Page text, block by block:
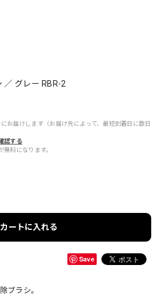
／ グレー RBR-2
お届けします（お届け先によって、最短到着日に数日
認する
料になります。
カートに入れる
Save
ブラシ。